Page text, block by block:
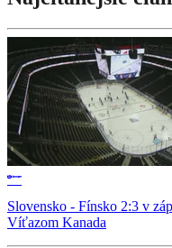
Slovensko - Fínsko 2:3 v
Víťazom Kanada